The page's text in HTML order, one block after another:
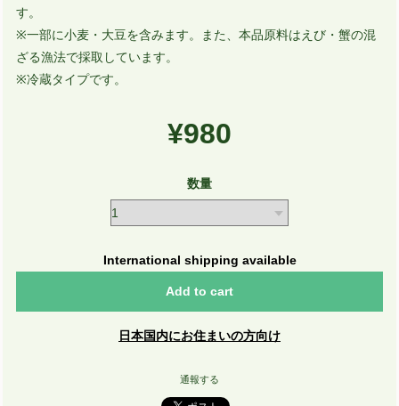
す。
※一部に小麦・大豆を含みます。また、本品原料はえび・蟹の混
ざる漁法で採取しています。
※冷蔵タイプです。
¥980
数量
International shipping available
Add to cart
日本国内にお住まいの方向け
通報する